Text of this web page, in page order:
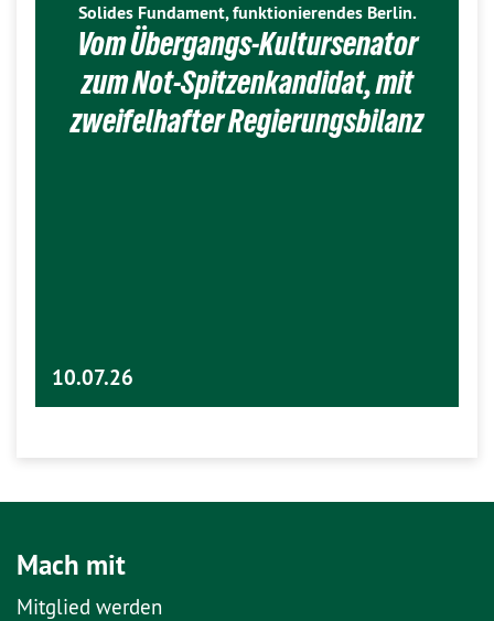
Solides Fundament, funktionierendes Berlin.
Vom Übergangs-Kultursenator
zum Not-Spitzenkandidat, mit
zweifelhafter Regierungsbilanz
10.07.26
Mach mit
Mitglied werden